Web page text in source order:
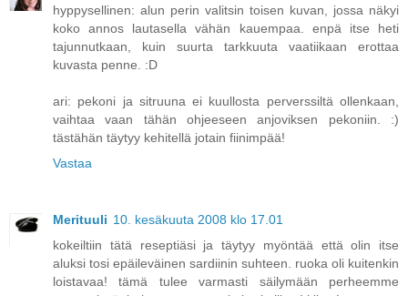
hyppysellinen: alun perin valitsin toisen kuvan, jossa näkyi
koko annos lautasella vähän kauempaa. enpä itse heti
tajunnutkaan, kuin suurta tarkkuuta vaatiikaan erottaa
kuvasta penne. :D
ari: pekoni ja sitruuna ei kuullosta perverssiltä ollenkaan,
vaihtaa vaan tähän ohjeeseen anjoviksen pekoniin. :)
tästähän täytyy kehitellä jotain fiinimpää!
Vastaa
Merituuli 10. kesäkuuta 2008 klo 17.01
kokeiltiin tätä reseptiäsi ja täytyy myöntää että olin itse
aluksi tosi epäileväinen sardiinin suhteen. ruoka oli kuitenkin
loistavaa! tämä tulee varmasti säilymään perheemme